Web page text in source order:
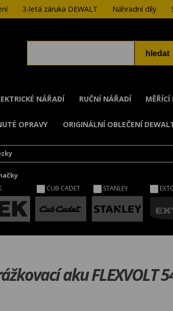
3-letá záruka DEWALT Náhradní díly
NÁŘADÍ RUČNÍ NÁŘADÍ MĚŘÍCÍ
OPRAVY ORIGINÁLNÍ OBLEČENÍ
CUB CADET STANLEY
aku FLEXVOLT